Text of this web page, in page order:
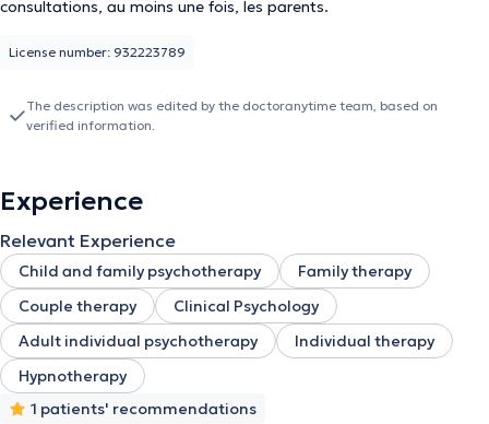
consultations, au moins une fois, les parents.
License number: 932223789
The description was edited by the doctoranytime team, based on
verified information.
Experience
Relevant Experience
Child and family psychotherapy
Family therapy
Couple therapy
Clinical Psychology
Adult individual psychotherapy
Individual therapy
Hypnotherapy
1 patients' recommendations